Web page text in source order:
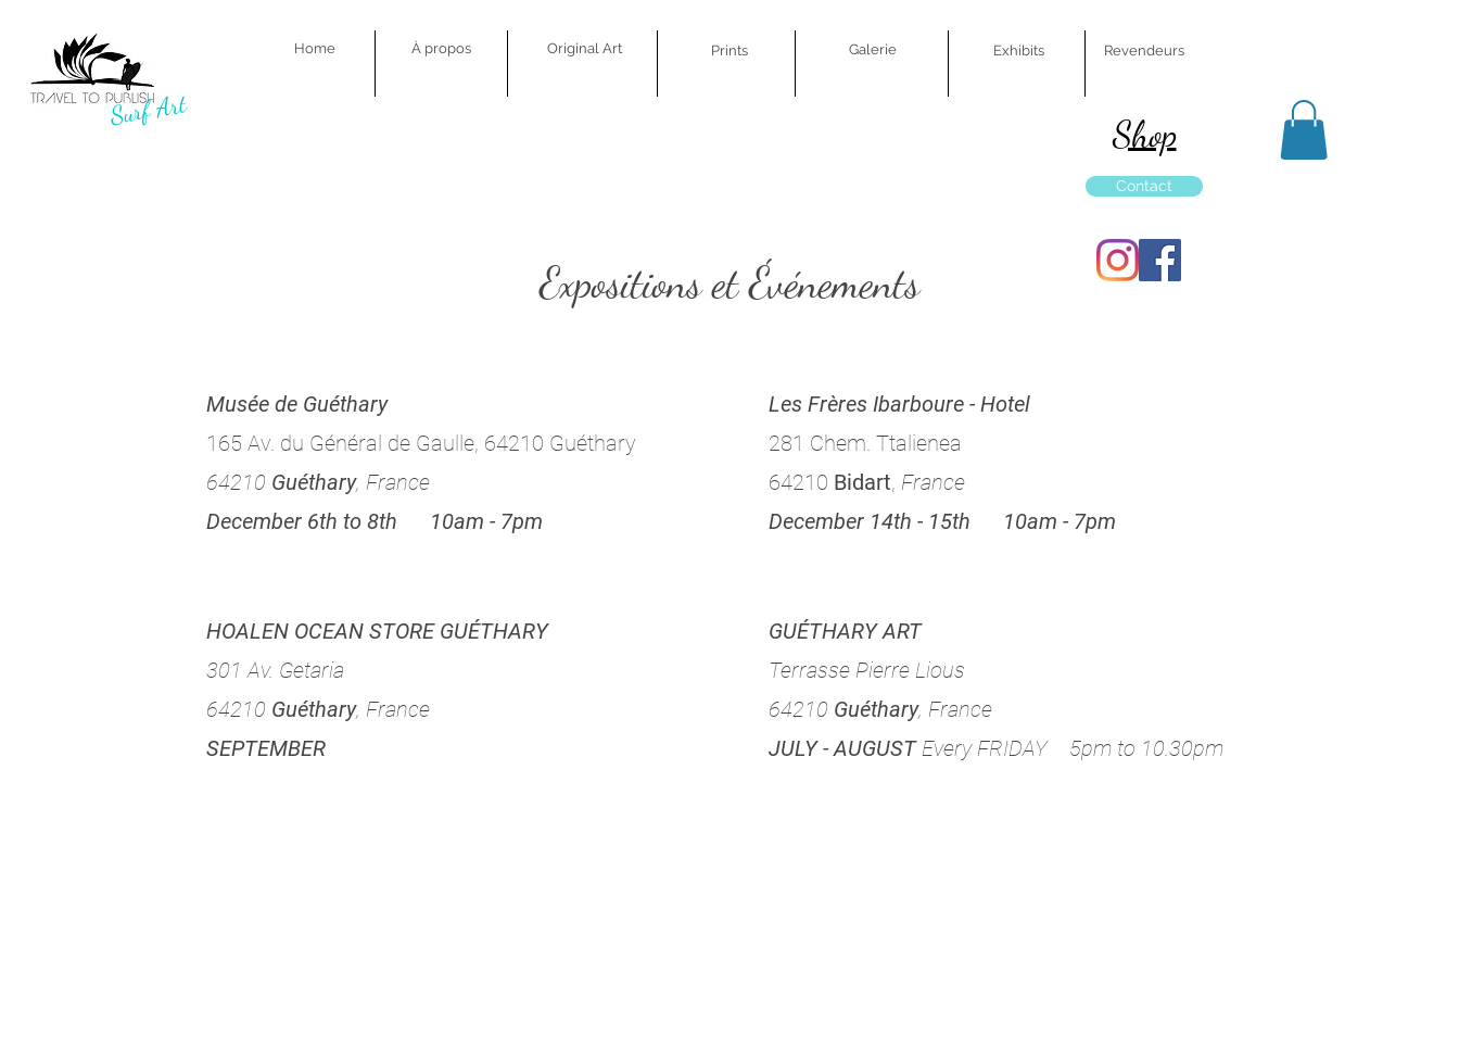
Surf Art
Home À propos Original Art Prints Galerie Exhibits Revendeurs
Contact
Shop
Expositions et Événements
Musée de Guéthary
165 Av. du Général de Gaulle, 64210 Guéthary
64210 Guéthary, France
December 6th to 8th 10am - 7pm
Les Frères Ibarboure - Hotel
281 Chem. Ttalienea
64210 Bidart, France
December 14th - 15th 10am - 7pm
HOALEN OCEAN STORE GUÉTHARY
301 Av. Getaria
64210 Guéthary, France
SEPTEMBER
GUÉTHARY ART
Terrasse Pierre Lious
64210 Guéthary, France
JULY - AUGUST Every FRIDAY 5pm to 10.30pm